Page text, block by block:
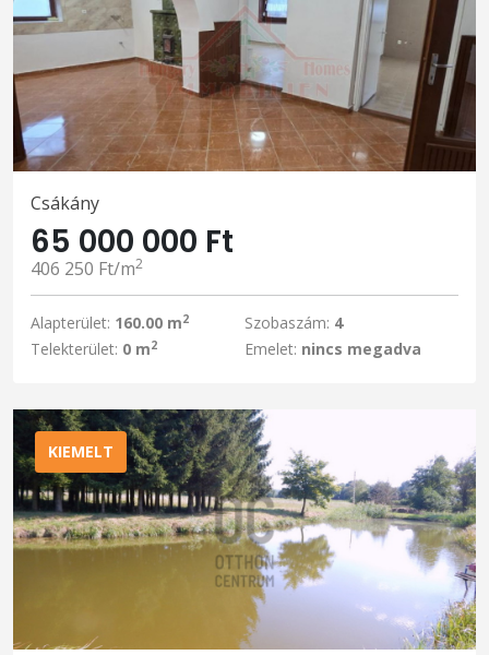
Csákány
65 000 000 Ft
406 250 Ft/m2
Alapterület: 160.00 m2
Telekterület: 0 m2
Szobaszám: 4
Emelet: nincs megadva
KIEMELT